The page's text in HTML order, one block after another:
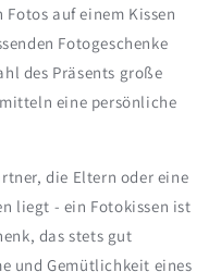
auf einem Kissen
Fotogeschenke
des Präsents große
eine persönliche
die Eltern oder eine
liegt - ein Fotokissen ist
das stets gut
und Gemütlichkeit eines